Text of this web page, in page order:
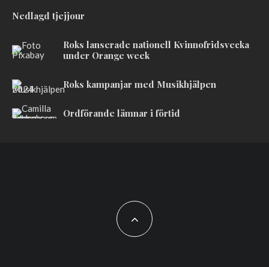
Nedlagd tjejjour
Roks lanserade nationell Kvinnofridsvecka
under Orange week
Roks kampanjar med Musikhjälpen
Ordförande lämnar i förtid